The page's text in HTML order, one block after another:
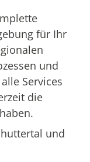
für Ihr
und
Services
die
und